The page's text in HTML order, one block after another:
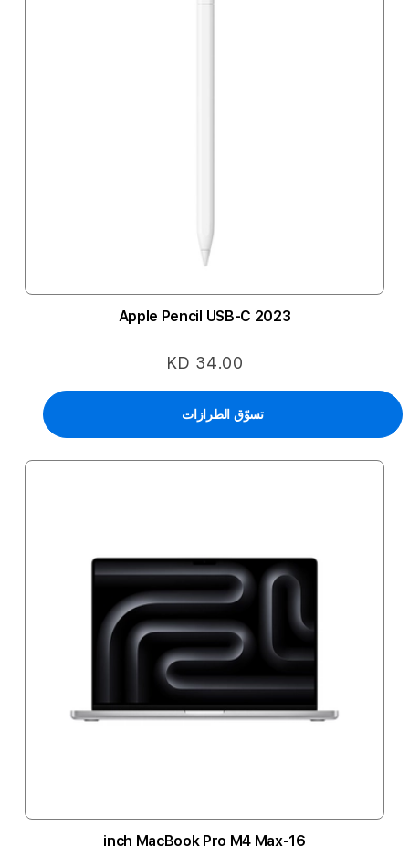
Apple Pencil USB-C 2023
KD 34.00
تسوّق الطرازات
16-inch MacBook Pro M4 Max